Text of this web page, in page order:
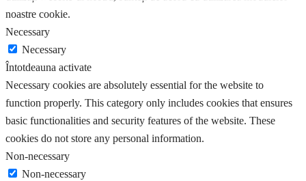
noastre cookie.
Necessary
Necessary
Întotdeauna activate
Necessary cookies are absolutely essential for the website to
function properly. This category only includes cookies that ensures
basic functionalities and security features of the website. These
cookies do not store any personal information.
Non-necessary
Non-necessary